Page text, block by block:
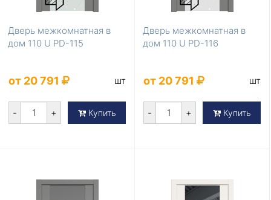
Дверь межкомнатная в
дом 110 U PD-115
от 20 791 шт
- + Купить
Дверь межкомнатная в
дом 110 U PD-116
от 20 791 шт
- + Купить